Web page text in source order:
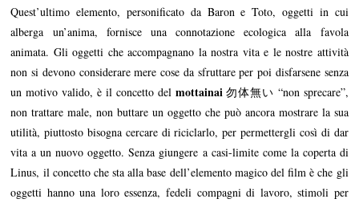
Quest’ultimo elemento, personificato da Baron e Toto, oggetti in cui
alberga un’anima, fornisce una connotazione ecologica alla favola
animata. Gli oggetti che accompagnano la nostra vita e le nostre attività
non si devono considerare mere cose da sfruttare per poi disfarsene senza
un motivo valido, è il concetto del mottainai勿体無い “non sprecare”,
non trattare male, non buttare un oggetto che può ancora mostrare la sua
utilità, piuttosto bisogna cercare di riciclarlo, per permettergli così di dar
vita a un nuovo oggetto. Senza giungere a casi-limite come la coperta di
Linus, il concetto che sta alla base dell’elemento magico del film è che gli
oggetti hanno una loro essenza, fedeli compagni di lavoro, stimoli per